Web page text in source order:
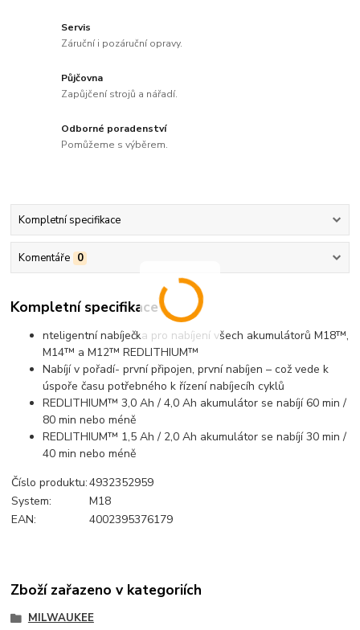
Servis
Záruční i pozáruční opravy.
Půjčovna
Zapůjčení strojů a nářadí.
Odborné poradenství
Pomůžeme s výběrem.
Kompletní specifikace
Komentáře 0
Kompletní specifikace
nteligentní nabíječka pro nabíjení všech akumulátorů M18™,
M14™ a M12™ REDLITHIUM™
Nabíjí v pořadí- první připojen, první nabíjen – což vede k
úspoře času potřebného k řízení nabíjecíh cyklů
REDLITHIUM™ 3,0 Ah / 4,0 Ah akumulátor se nabíjí 60 min /
80 min nebo méně
REDLITHIUM™ 1,5 Ah / 2,0 Ah akumulátor se nabíjí 30 min /
40 min nebo méně
Číslo produktu:4932352959
System:
M18
EAN:
4002395376179
Zboží zařazeno v kategoriích
MILWAUKEE